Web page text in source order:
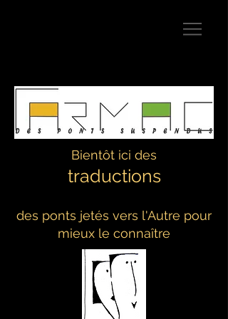
Bientôt ici des
traductions
des ponts jetés vers l'Autre pour
mieux le connaître